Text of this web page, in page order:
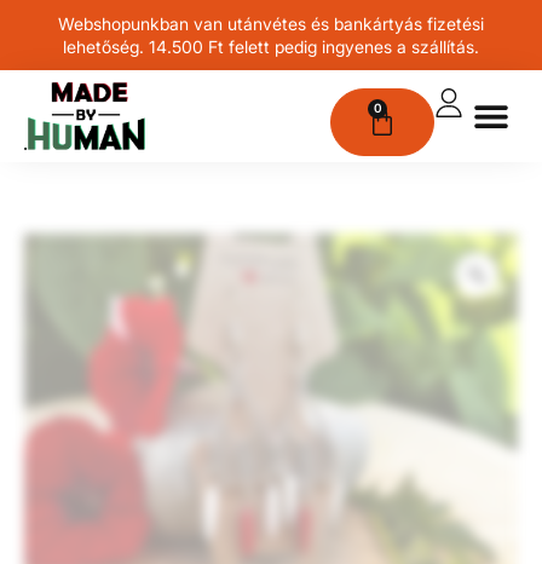
Webshopunkban van utánvétes és bankártyás fizetési
lehetőség. 14.500 Ft felett pedig ingyenes a szállítás.
0